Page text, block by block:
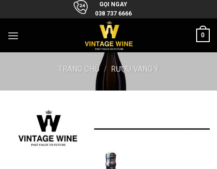
to
GỌI NGAY
038 737 6666
0
TRANG CHỦ / RƯỢU VANG Ý